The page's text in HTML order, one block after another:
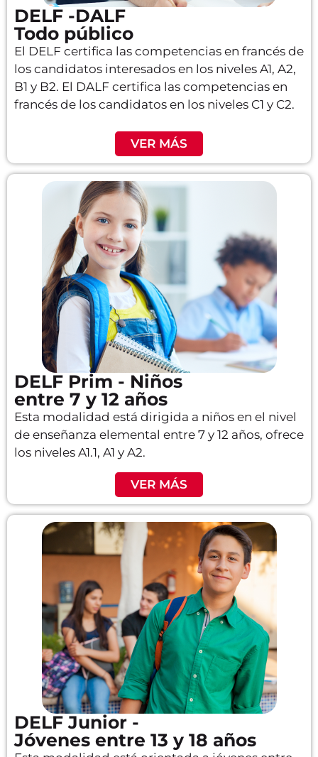
DELF -DALF
Todo público
El DELF certifica las competencias en francés de
los candidatos interesados en los niveles A1, A2,
B1 y B2. El DALF certifica las competencias en
francés de los candidatos en los niveles C1 y C2.
VER MÁS
DELF Prim - Niños
entre 7 y 12 años
Esta modalidad está dirigida a niños en el nivel
de enseñanza elemental entre 7 y 12 años, ofrece
los niveles A1.1, A1 y A2.
VER MÁS
DELF Junior -
Jóvenes entre 13 y 18 años